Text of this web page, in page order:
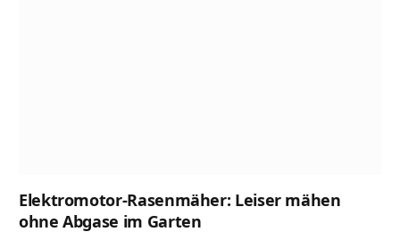
Elektromotor-Rasenmäher: Leiser mähen
ohne Abgase im Garten